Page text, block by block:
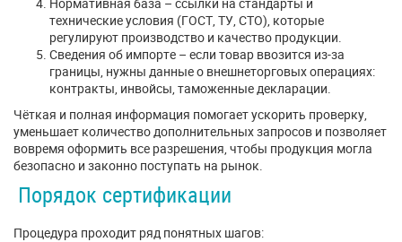
технические условия (ГОСТ, ТУ, СТО), которые
регулируют производство и качество продукции.
Сведения об импорте – если товар ввозится из-за
границы, нужны данные о внешнеторговых операциях:
контракты, инвойсы, таможенные декларации.
Чёткая и полная информация помогает ускорить проверку,
уменьшает количество дополнительных запросов и позволяет
вовремя оформить все разрешения, чтобы продукция могла
безопасно и законно поступать на рынок.
Порядок сертификации
Процедура проходит ряд понятных шагов: